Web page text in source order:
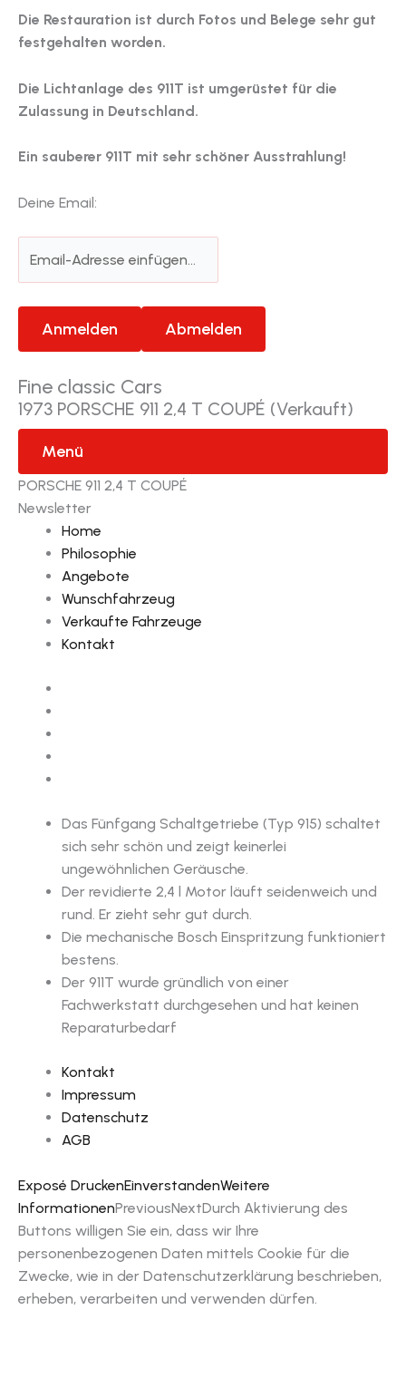
Die Restauration ist durch Fotos und Belege sehr gut
festgehalten worden.
Die Lichtanlage des 911T ist umgerüstet für die
Zulassung in Deutschland.
Ein sauberer 911T mit sehr schöner Ausstrahlung!
Deine Email:
Fine classic Cars
1973 PORSCHE 911 2,4 T COUPÉ (Verkauft)
Menü
PORSCHE 911 2,4 T COUPÉ
Newsletter
Home
Philosophie
Angebote
Wunschfahrzeug
Verkaufte Fahrzeuge
Kontakt
Das Fünfgang Schaltgetriebe (Typ 915) schaltet
sich sehr schön und zeigt keinerlei
ungewöhnlichen Geräusche.
Der revidierte 2,4 l Motor läuft seidenweich und
rund. Er zieht sehr gut durch.
Die mechanische Bosch Einspritzung funktioniert
bestens.
Der 911T wurde gründlich von einer
Fachwerkstatt durchgesehen und hat keinen
Reparaturbedarf
Kontakt
Impressum
Datenschutz
AGB
Exposé DruckenEinverstandenWeitere
InformationenPreviousNextDurch Aktivierung des
Buttons willigen Sie ein, dass wir Ihre
personenbezogenen Daten mittels Cookie für die
Zwecke, wie in der Datenschutzerklärung beschrieben,
erheben, verarbeiten und verwenden dürfen.